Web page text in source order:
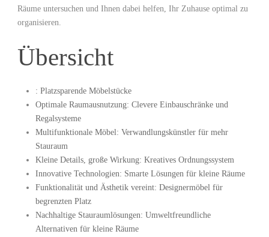
Räume⁣ untersuchen und Ihnen dabei helfen, Ihr Zuhause optimal‍ zu
organisieren.
Übersicht
: Platzsparende Möbelstücke
Optimale Raumausnutzung: Clevere Einbauschränke und
Regalsysteme
Multifunktionale Möbel: Verwandlungskünstler⁣ für mehr⁤
Stauraum
Kleine Details, ⁢große Wirkung: Kreatives Ordnungssystem
Innovative Technologien: Smarte Lösungen für kleine Räume
Funktionalität und Ästhetik vereint: Designermöbel ‌für
begrenzten Platz
Nachhaltige Stauraumlösungen: Umweltfreundliche
Alternativen für kleine Räume